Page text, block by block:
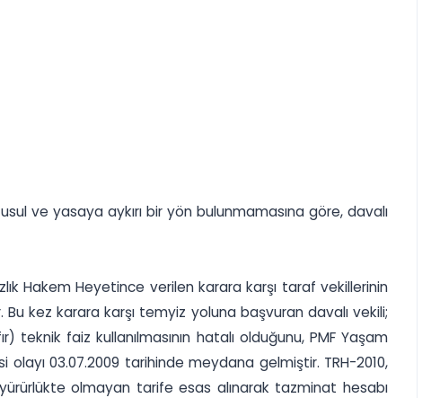
ve yasaya aykırı bir yön bulunmamasına göre, davalı
Hakem Heyetince verilen karara karşı taraf vekillerinin
kez karara karşı temyiz yoluna başvuran davalı vekili;
teknik faiz kullanılmasının hatalı olduğunu, PMF Yaşam
03.07.2009 tarihinde meydana gelmiştir. TRH-2010,
olmayan tarife esas alınarak tazminat hesabı